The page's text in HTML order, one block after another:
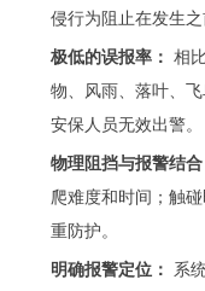
侵行为阻止在发生之
极低的误报率： 相
物、风雨、落叶、
安保人员无效出警。
物理阻挡与报警结合
爬难度和时间；触
重防护。
明确报警定位： 系